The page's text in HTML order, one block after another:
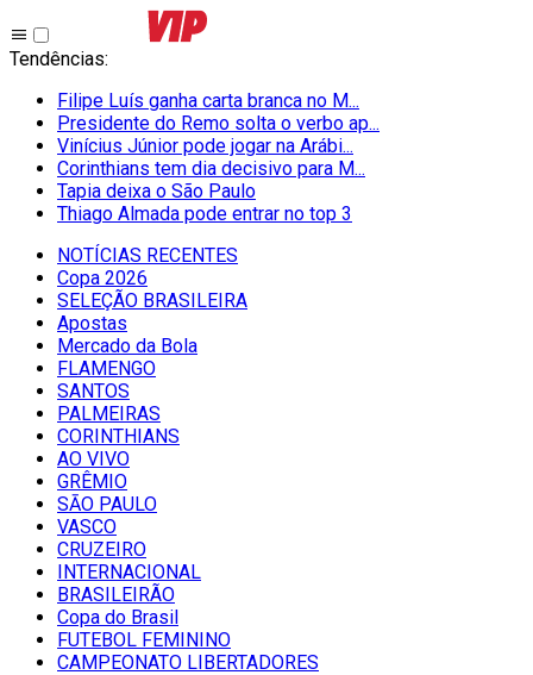
Tendências:
Filipe Luís ganha carta branca no M...
Presidente do Remo solta o verbo ap...
Vinícius Júnior pode jogar na Arábi...
Corinthians tem dia decisivo para M...
Tapia deixa o São Paulo
Thiago Almada pode entrar no top 3
NOTÍCIAS RECENTES
Copa 2026
SELEÇÃO BRASILEIRA
Apostas
Mercado da Bola
FLAMENGO
SANTOS
PALMEIRAS
CORINTHIANS
AO VIVO
GRÊMIO
SĀO PAULO
VASCO
CRUZEIRO
INTERNACIONAL
BRASILEIRÃO
Copa do Brasil
FUTEBOL FEMININO
CAMPEONATO LIBERTADORES